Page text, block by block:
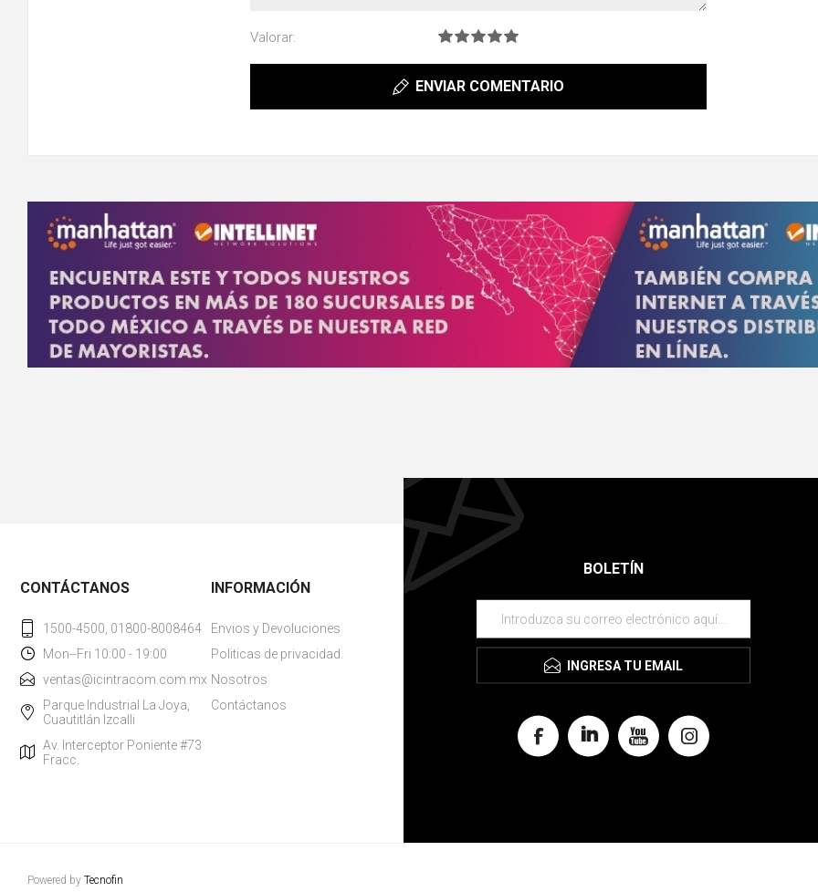
Valorar:
ENVIAR COMENTARIO
BOLETÍN
INGRESA TU EMAIL
CONTÁCTANOS
1500-4500, 01800-8008464
Mon--Fri 10:00 - 19:00
ventas@icintracom.com.mx
Parque Industrial La Joya,
Cuautitlán Izcalli
Av. Interceptor Poniente #73
Fracc.
INFORMACIÓN
Envios y Devoluciones
Politicas de privacidad.
Nosotros
Contáctanos
Powered by Tecnofin